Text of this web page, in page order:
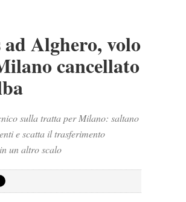
ad Alghero, volo
cancellato
sulla tratta per Milano: saltano
e scatta il trasferimento
un altro scalo